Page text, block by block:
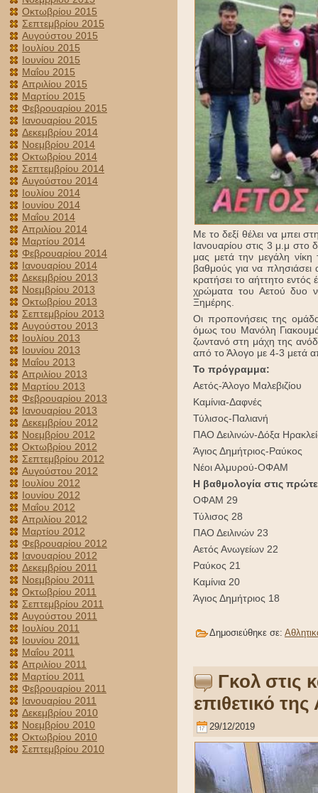
Οκτωβρίου 2015
Σεπτεμβρίου 2015
Αυγούστου 2015
Ιουλίου 2015
Ιουνίου 2015
Μαΐου 2015
Απριλίου 2015
Μαρτίου 2015
Φεβρουαρίου 2015
Ιανουαρίου 2015
Δεκεμβρίου 2014
Νοεμβρίου 2014
Οκτωβρίου 2014
Σεπτεμβρίου 2014
Αυγούστου 2014
Ιουλίου 2014
Ιουνίου 2014
Μαΐου 2014
Απριλίου 2014
Μαρτίου 2014
Φεβρουαρίου 2014
Ιανουαρίου 2014
Δεκεμβρίου 2013
Νοεμβρίου 2013
Οκτωβρίου 2013
Σεπτεμβρίου 2013
Αυγούστου 2013
Ιουλίου 2013
Ιουνίου 2013
Μαΐου 2013
Απριλίου 2013
Μαρτίου 2013
Φεβρουαρίου 2013
Ιανουαρίου 2013
Δεκεμβρίου 2012
Νοεμβρίου 2012
Οκτωβρίου 2012
Σεπτεμβρίου 2012
Αυγούστου 2012
Ιουλίου 2012
Ιουνίου 2012
Μαΐου 2012
Απριλίου 2012
Μαρτίου 2012
Φεβρουαρίου 2012
Ιανουαρίου 2012
Δεκεμβρίου 2011
Νοεμβρίου 2011
Οκτωβρίου 2011
Σεπτεμβρίου 2011
Αυγούστου 2011
Ιουλίου 2011
Ιουνίου 2011
Μαΐου 2011
Απριλίου 2011
Μαρτίου 2011
Φεβρουαρίου 2011
Ιανουαρίου 2011
Δεκεμβρίου 2010
Νοεμβρίου 2010
Οκτωβρίου 2010
Σεπτεμβρίου 2010
Με το δεξί θέλει να μπει
Ιανουαρίου στις 3 μ.μ
μας μετά την μεγάλη
βαθμούς για να
κρατήσει το αήττητο
χρώματα του Αετού δυο
Ξημέρης.
Οι προπονήσεις της
όμως του Μανόλη
ζωντανό στη μάχη της
από το Άλογο με 4-3 μετά
Το πρόγραμμα:
Αετός-Άλογο Μαλεβιζίου
Καμίνια-Δαφνές
Τύλισος-Παλιανή
ΠΑΟ Δειλινών-Δόξα
Άγιος Δημήτριος-Ραύκος
Νέοι Αλμυρού-ΟΦΑΜ
Η βαθμολογία στις
ΟΦΑΜ 29
Τύλισος 28
ΠΑΟ Δειλινών 23
Αετός Ανωγείων 22
Ραύκος 21
Καμίνια 20
Άγιος Δημήτριος 18
Δημοσιεύθηκε σε:
Γκολ στις
επιθετικό
29/12/2019